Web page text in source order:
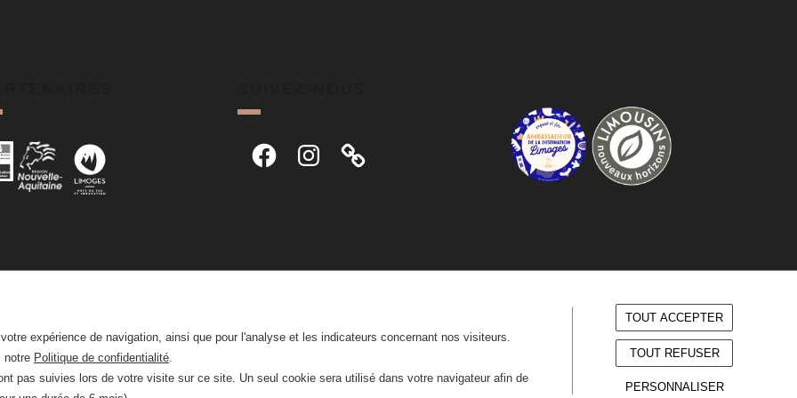
FacebookInstagram
expérience de navigation, ainsi que pour l'analyse et les indicateurs concernant nos visiteurs.
notre Politique de confidentialité.
pas suivies lors de votre visite sur ce site. Un seul cookie sera utilisé dans votre navigateur afin de
TOUT ACCEPTER
TOUT REFUSER
PERSONNALISER